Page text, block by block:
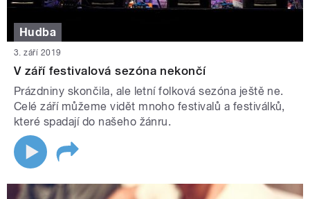
Hudba
3. září 2019
V září festivalová sezóna nekončí
Prázdniny skončila, ale letní folková sezóna ještě ne.
Celé září můžeme vidět mnoho festivalů a festiválků,
které spadají do našeho žánru.